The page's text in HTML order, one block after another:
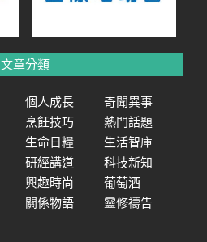
文章分類
個人成長
奇聞異事
烹飪技巧
熱門話題
生命日糧
生活智庫
研經講道
科技新知
興趣時尚
葡萄酒
關係物語
靈修禱告